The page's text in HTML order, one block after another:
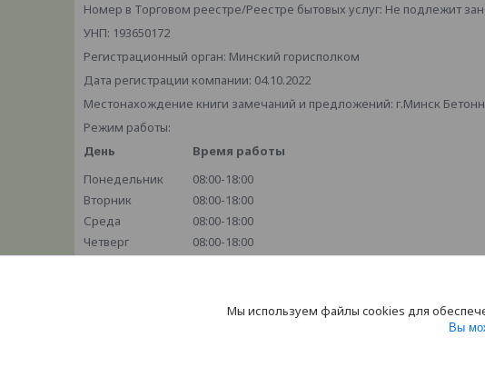
Номер в Торговом реестре/Реестре бытовых услуг: Не подлежит
УНП: 193650172
Регистрационный орган: Минский горисполком
Дата регистрации компании: 04.10.2022
Местонахождение книги замечаний и предложений: г.Минск
Режим работы:
День
Время работы
Понедельник
08:00-18:00
Вторник
08:00-18:00
Среда
08:00-18:00
Четверг
08:00-18:00
ВыходнойМы используем файлы cookies для
Вы